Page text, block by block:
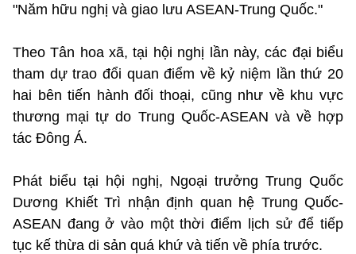
"Năm hữu nghị và giao lưu ASEAN-Trung Quốc."
Theo Tân hoa xã, tại hội nghị lần này, các đại biểu
tham dự trao đổi quan điểm về kỷ niệm lần thứ 20
hai bên tiến hành đối thoại, cũng như về khu vực
thương mại tự do Trung Quốc-ASEAN và về hợp
tác Đông Á.
Phát biểu tại hội nghị, Ngoại trưởng Trung Quốc
Dương Khiết Trì nhận định quan hệ Trung Quốc-
ASEAN đang ở vào một thời điểm lịch sử để tiếp
tục kế thừa di sản quá khứ và tiến về phía trước.